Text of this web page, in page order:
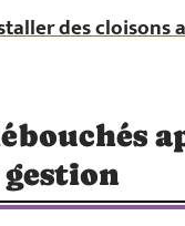
des cloisons